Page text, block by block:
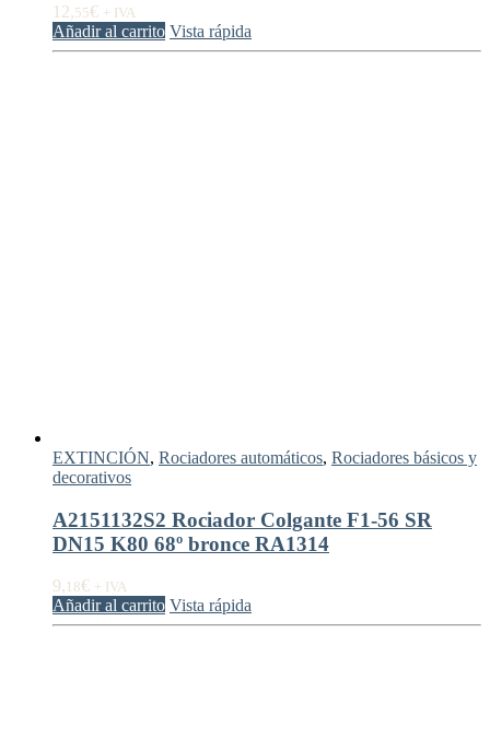
12,55€ + IVA
Añadir al carrito Vista rápida
EXTINCIÓN, Rociadores automáticos, Rociadores básicos y
decorativos
A2151132S2 Rociador Colgante F1-56 SR
DN15 K80 68º bronce RA1314
9, 18€ + IVA
Añadir al carrito Vista rápida